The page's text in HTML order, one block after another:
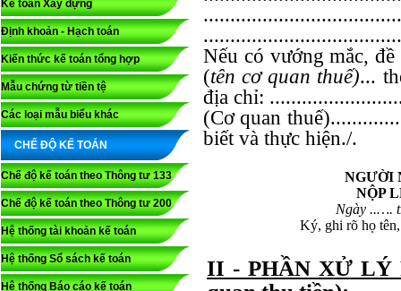
Kế toán Xây dựng
Định khoản - Hạch toán
Kiến thức kế toán tổng hợp
Mẫu chứng từ tiền tệ
Các loại mẫu biểu khác
CHẾ ĐỘ KẾ TOÁN
Chế độ kế toán theo Thông tư 133
Chế độ kế toán theo Thông tư 200
Hệ thống tài khoản kế toán
Hệ thống Sổ sách kế toán
Hệ thống Báo cáo kế toán
Nếu có vướng mắc,
(tên cơ quan thuế)...
địa chỉ:
(Cơ quan
biết và thực hiện./.
NGƯỜI
NỘP
Ngày ..….
Ký, ghi rõ họ
II - PHẦN XỬ LÝ